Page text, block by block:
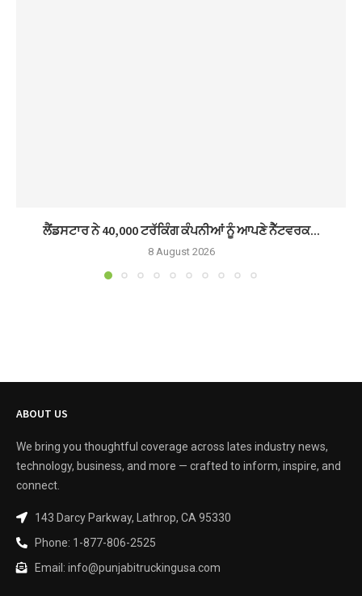
ਲੈਂਡਸਟਾਰ ਨੇ 40,000 ਟਰੱਕਿੰਗ ਕੰਪਨੀਆਂ ਨੂੰ ਆਪਣੇ ਨੈੱਟਵਰਕ...
8 August 2026
ABOUT US
We bring you thoughtful coverage across lates industry news,
technology, business, and more — crafted to inform, inspire, and
connect.
143 Darcy Parkway, Lathrop, CA 95330
Phone: 1-877-806-2525
Email: info@punjabitruckingusa.com